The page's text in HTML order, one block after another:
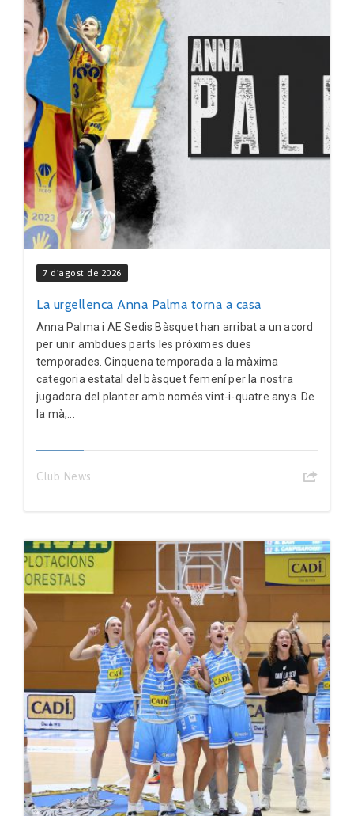
7 d'agost de 2026
La urgellenca Anna Palma torna a casa
Anna Palma i AE Sedis Bàsquet han arribat a un acord
per unir ambdues parts les pròximes dues
temporades. Cinquena temporada a la màxima
categoria estatal del bàsquet femení per la nostra
jugadora del planter amb només vint-i-quatre anys. De
la mà,...
Club News